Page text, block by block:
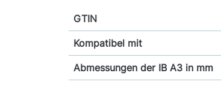
GTIN
Kompatibel mit
Abmessungen der IB A3 in mm